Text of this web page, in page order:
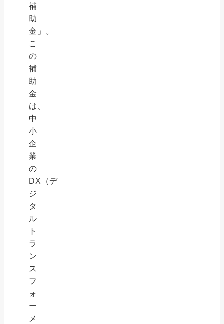
補
助
金」。
こ
の
補
助
金
は、
中
小
企
業
の
DX（デ
ジ
タ
ル
ト
ラ
ン
ス
フ
ォ
ー
メ